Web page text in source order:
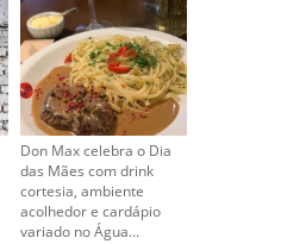
Don Max celebra o Dia
das Mães com drink
cortesia, ambiente
acolhedor e cardápio
variado no Água...